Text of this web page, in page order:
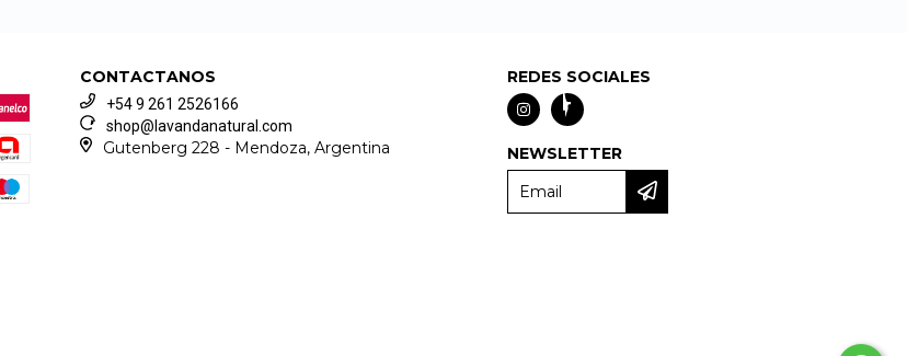
CONTACTANOS
+54 9 261 2526166
shop@lavandanatural.com
Gutenberg 228 - Mendoza, Argentina
REDES SOCIALES
NEWSLETTER